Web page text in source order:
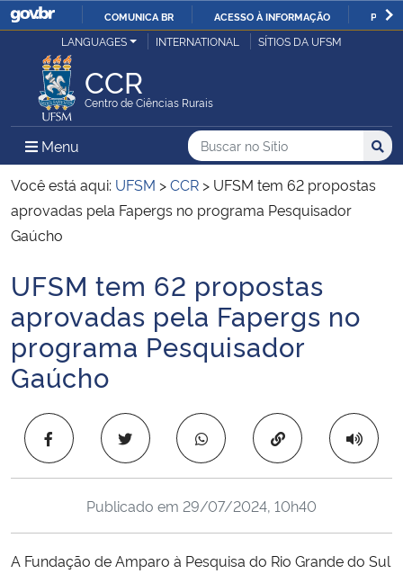
IR
COMUNICA BR ACESSO À INFORMAÇÃO
Ministério da Justiça e Segurança Pública
Ministério da Defesa
Ministério das Relações Exteriores
Ministério da Economia
Ministério da Infraestrutura
Ministério da Agricultura, Pecuária e Abastecimento
Ministério da Educação
Ministério da Cidadania
Ministério da Saúde
Ministério de Minas e Energia
Ministério da Ciência, Tecnologia, Inovações e Comunicações
LANGUAGES INTERNATIONAL SÍTIOS DA UFSM
CCR
Centro de Ciências Rurais
Menu Menu Principal do Sítio
Busca
Buscar no no Sítio
Busca:
Você está aqui: UFSM >CCR > UFSM tem 62 propostas
aprovadas pela Fapergs no programa Pesquisador
Gaúcho
Início do conteúdo
UFSM tem 62 propostas
aprovadas pela Fapergs no
programa Pesquisador
Gaúcho
Copiar para área
Publicado em 29/07/2024, 10h40
A Fundação de Amparo à Pesquisa do Rio Grande do Sul